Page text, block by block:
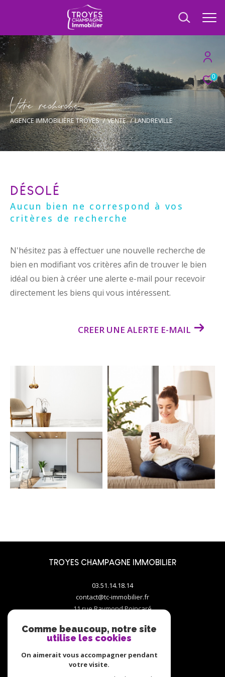
0
Vore recece
AGENCE IMMOBILIÈRE TROYES VENTE LANDREVILLE
DÉSOLÉ
Aucun bien ne correspond à vos
critères de recherche
N'hésitez pas à effectuer une nouvelle recherche de
bien en modifiant vos critères afin de trouver le bien
idéal ou bien à créer une alerte e-mail pour recevoir
directement les biens qui vous intéressent.
CREER UNE ALERTE E-MAIL
TROYES CHAMPAGNE IMMOBILIER
03.51.14.18.14
contact@tc-immobilier.fr
11 rue Raymond Poincaré
Comme beaucoup, notre site
utilise les cookies
On aimerait vous accompagner pendant
votre visite.